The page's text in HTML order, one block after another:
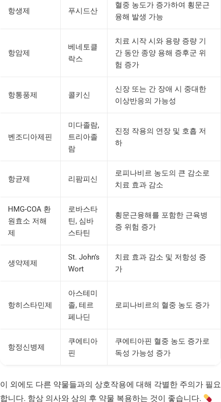
항생제 푸시드산
혈중 농도가 증가하여 횡문근
융해 발생 가능
항암제
베네토클
락스
치료 시작 시와 용량 증량 기
간 동안 종양 용해 증후군 위
험 증가
항통풍제 콜키신
신장 또는 간 장애 시 중대한
이상반응의 가능성
벤조디아제핀
미다졸람,
트리아졸
람
진정 작용의 연장 및 호흡 저
하
항균제 리팜피신
로피나비르 농도의 큰 감소로
치료 효과 감소
HMG-COA 환
원효소 저해
제
로바스타
틴, 심바
스타틴
횡문근융해를 포함한 근육병
증 위험 증가
생약제제
St. John’s
Wort
치료 효과 감소 및 저항성 증
가
항히스타민제
아스테미
졸, 테르
페나딘
로피나비르의 혈중 농도 증가
항정신병제
쿠에티아
핀
쿠에티아핀 혈중 농도 증가로
독성 가능성 증가
이 외에도 다른 약물들과의 상호작용에 대해 각별한 주의가 필요
합니다. 항상 의사와 상의 후 약물 복용하는 것이 좋습니다.